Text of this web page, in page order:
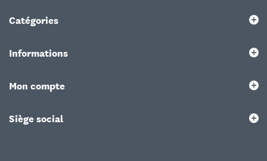
Catégories
Informations
Mon compte
Siège social